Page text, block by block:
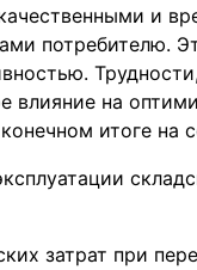
и
потребителю.
влияние на
итоге
затрат при